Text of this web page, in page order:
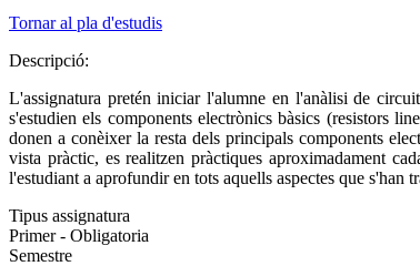
Tornar al pla d'estudis
Descripció:
L'assignatura pretén iniciar l'alumne en l'anàlisi de
s'estudien els components electrònics bàsics (resistors
donen a conèixer la resta dels principals components
vista pràctic, es realitzen pràctiques aproximadament
l'estudiant a aprofundir en tots aquells aspectes que s'han
Tipus assignatura
Primer - Obligatoria
Semestre